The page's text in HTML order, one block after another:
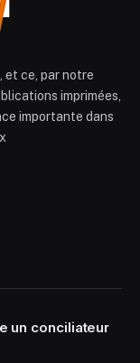
et ce, par notre
imprimées,
importante dans
un conciliateur